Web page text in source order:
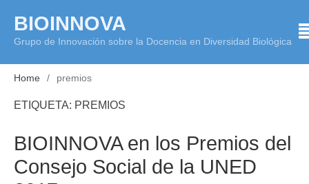
content
BIOINNOVA
Grupo de Innovación sobre la Docencia en Diversidad Biológica
Home premios
ETIQUETA: PREMIOS
BIOINNOVA en los Premios del
Consejo Social de la UNED